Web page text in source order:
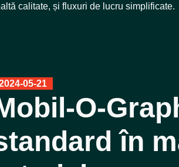
calitate, și fluxuri de lucru simplificate.
05-21
O-
în